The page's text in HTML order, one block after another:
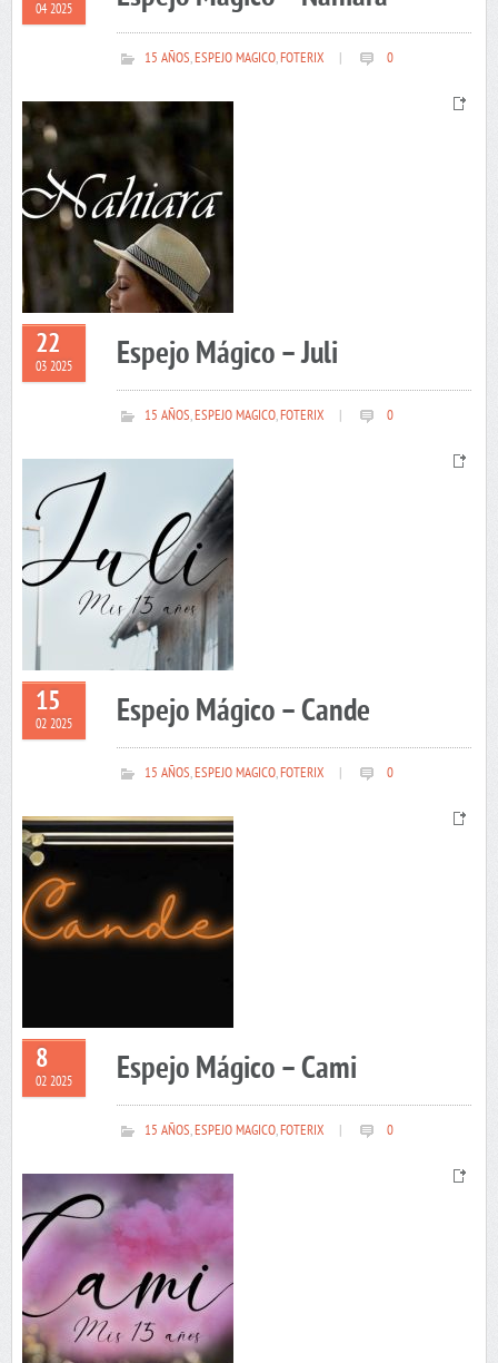
04 2025
15 AÑOS,ESPEJO MAGICO,FOTERIX 0
22
03 2025 Espejo Mágico – Juli
15 AÑOS,ESPEJO MAGICO,FOTERIX 0
15
02 2025 Espejo Mágico – Cande
15 AÑOS,ESPEJO MAGICO,FOTERIX 0
8
02 2025 Espejo Mágico – Cami
15 AÑOS,ESPEJO MAGICO,FOTERIX 0